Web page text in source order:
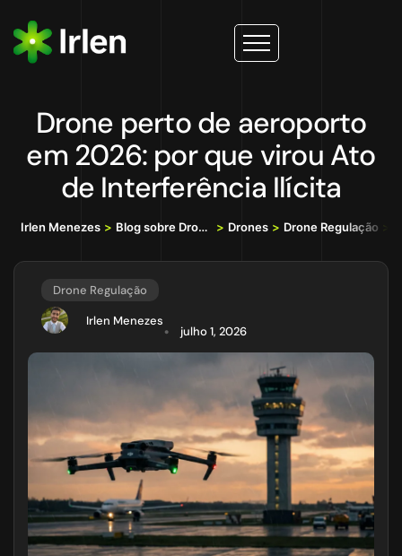
Drone perto de aeroporto
em 2026: por que virou Ato
de Interferência Ilícita
Irlen Menezes > Blog sobre Drones, IA e Tecnologia da Informação > Drones > Drone Regulação
Drone Regulação
Irlen Menezes
julho 1, 2026